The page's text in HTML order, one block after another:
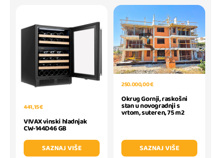
441,15 €
VIVAX vinski hladnjak
CW-144D46 GB
SAZNAJ VIŠE
250.000,00 €
Okrug Gornji, raskošni
stan u novogradnji s
vrtom, suteren, 75 m2
SAZNAJ VIŠE